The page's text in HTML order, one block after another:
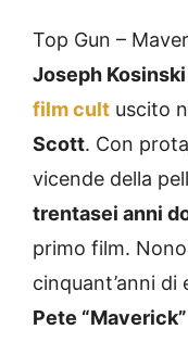
Top Gun –
Joseph Kosinski
film cult uscito
Scott. Con
vicende della
trentasei anni
primo film.
cinquant’anni
Pete